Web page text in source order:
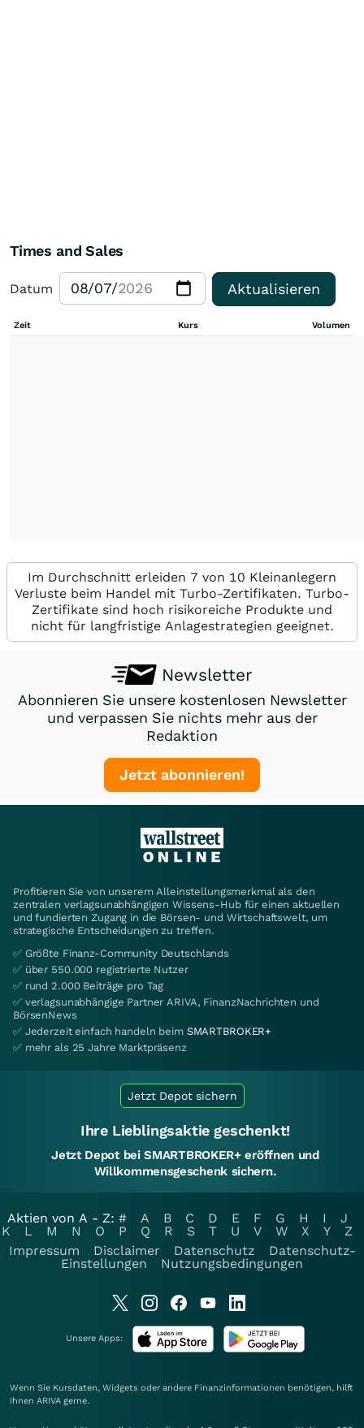
Times and Sales
Datum Aktualisieren
Zeit Kurs Volumen
Im Durchschnitt erleiden 7 von 10 Kleinanlegern
Verluste beim Handel mit Turbo-Zertifikaten. Turbo-
Zertifikate sind hoch risikoreiche Produkte und
nicht für langfristige Anlagestrategien geeignet.
Newsletter
Abonnieren Sie unsere kostenlosen Newsletter
und verpassen Sie nichts mehr aus der
Redaktion
Jetzt abonnieren!
Profitieren Sie von unserem Alleinstellungsmerkmal als den
zentralen verlagsunabhängigen Wissens-Hub für einen aktuellen
und fundierten Zugang in die Börsen- und Wirtschaftswelt, um
strategische Entscheidungen zu treffen.
✅ Größte Finanz-Community Deutschlands
✅ über 550.000 registrierte Nutzer
✅ rund 2.000 Beiträge pro Tag
✅ verlagsunabhängige Partner ARIVA, FinanzNachrichten und
BörsenNews
✅ Jederzeit einfach handeln beim SMARTBROKER+
✅ mehr als 25 Jahre Marktpräsenz
Jetzt Depot sichern
Ihre Lieblingsaktie geschenkt!
Jetzt Depot bei SMARTBROKER+ eröffnen und
Willkommensgeschenk sichern.
Aktien von A - Z: # A B C D E F G H I
J
K
L M N O P Q R S T U V W X Y
Z
Impressum
Disclaimer Datenschutz
Datenschutz-
Einstellungen
Nutzungsbedingungen
Unsere Apps:
Wenn Sie Kursdaten, Widgets oder andere Finanzinformationen benötigen, hilft
Ihnen ARIVA gerne.